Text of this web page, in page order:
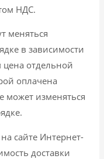
НДС.
меняться
в зависимости
отдельной
оплачена
может изменяться
сайте Интернет-
доставки